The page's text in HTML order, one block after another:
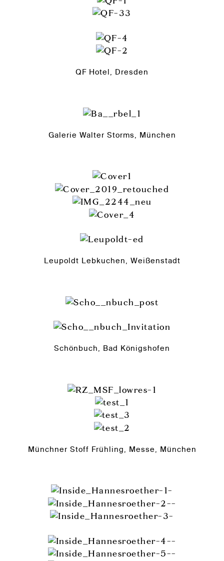
QF Hotel, Dresden
Galerie Walter Storms, München
Leupoldt Lebkuchen, Weißenstadt
Schönbuch, Bad Königshofen
Münchner Stoff Frühling, Messe, München